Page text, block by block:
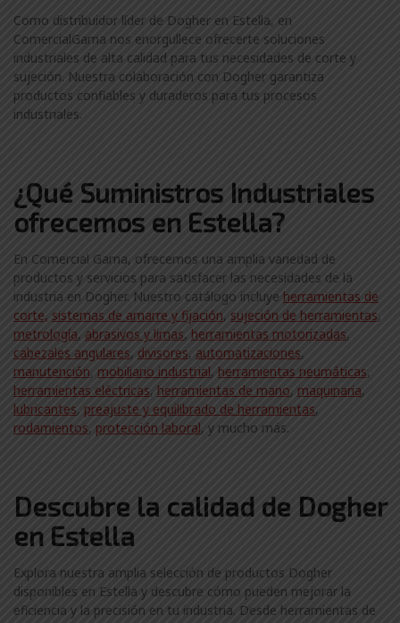
Como distribuidor líder de Dogher en Estella, en
ComercialGama nos enorgullece ofrecerte soluciones
industriales de alta calidad para tus necesidades de corte y
sujeción. Nuestra colaboración con Dogher garantiza
productos confiables y duraderos para tus procesos
industriales.
¿Qué Suministros Industriales
ofrecemos en Estella?
En Comercial Gama, ofrecemos una amplia variedad de
productos y servicios para satisfacer las necesidades de la
industria en Dogher. Nuestro catálogo incluye herramientas de
corte, sistemas de amarre y fijación, sujeción de herramientas,
metrología, abrasivos y limas, herramientas motorizadas,
cabezales angulares, divisores, automatizaciones,
manutención, mobiliario industrial, herramientas neumáticas,
herramientas eléctricas, herramientas de mano, maquinaria,
lubricantes, preajuste y equilibrado de herramientas,
rodamientos, protección laboral, y mucho más.
Descubre la calidad de Dogher
en Estella
Explora nuestra amplia selección de productos Dogher
disponibles en Estella y descubre cómo pueden mejorar la
eficiencia y la precisión en tu industria. Desde herramientas de